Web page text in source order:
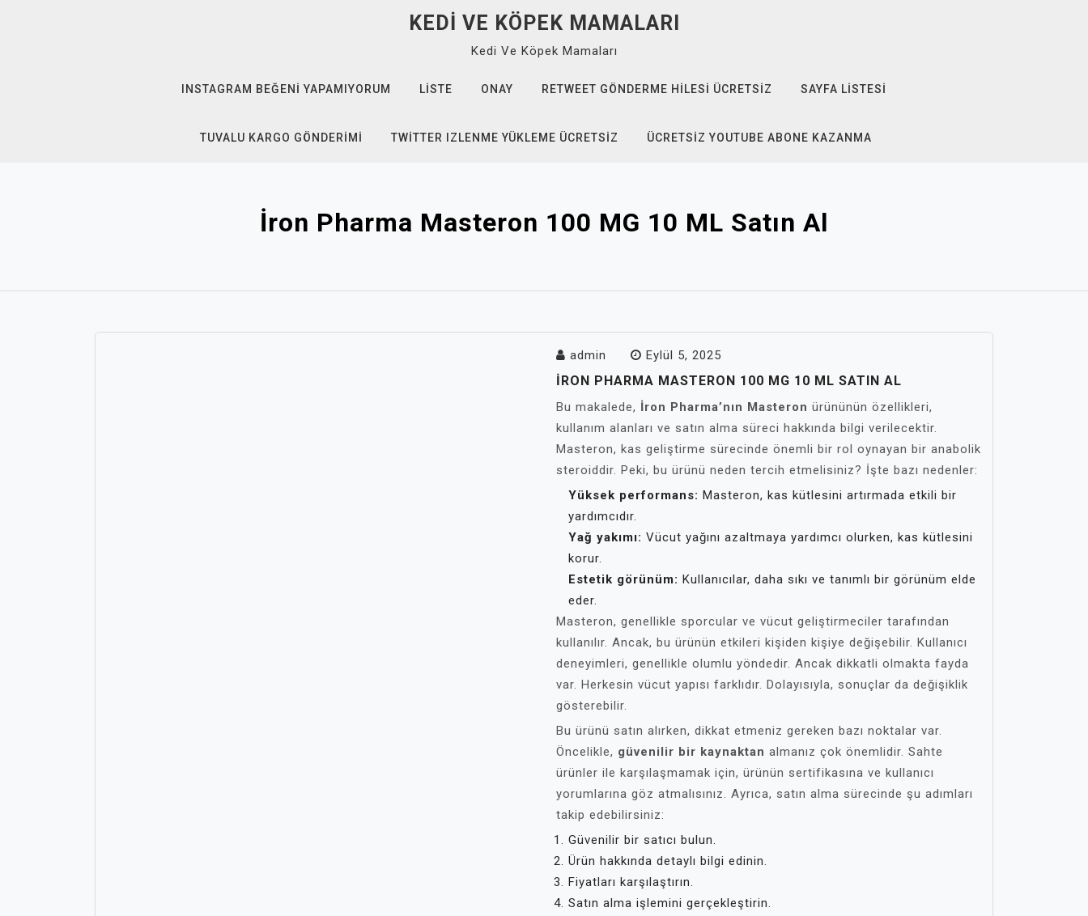
KEDI VE KÖPEK MAMALARI
Kedi Ve Köpek Mamaları
INSTAGRAM BEĞENI YAPAMIYORUM LISTE ONAY RETWEET GÖNDERME HILESI ÜCRETSIZ SAYFA LISTESI
TUVALU KARGO GÖNDERIMI TWITTER IZLENME YÜKLEME ÜCRETSIZ ÜCRETSIZ YOUTUBE ABONE KAZANMA
İron Pharma Masteron 100 MG 10 ML Satın Al
admin Eylül 5, 2025
İRON PHARMA MASTERON 100 MG 10 ML SATIN AL
Bu makalede, İron Pharma’nın Masteron ürününün özellikleri,
kullanım alanları ve satın alma süreci hakkında bilgi verilecektir.
Masteron, kas geliştirme sürecinde önemli bir rol oynayan bir anabolik
steroiddir. Peki, bu ürünü neden tercih etmelisiniz? İşte bazı nedenler:
Yüksek performans: Masteron, kas kütlesini artırmada etkili bir
yardımcıdır.
Yağ yakımı: Vücut yağını azaltmaya yardımcı olurken, kas kütlesini
korur.
Estetik görünüm: Kullanıcılar, daha sıkı ve tanımlı bir görünüm elde
eder.
Masteron, genellikle sporcular ve vücut geliştirmeciler tarafından
kullanılır. Ancak, bu ürünün etkileri kişiden kişiye değişebilir. Kullanıcı
deneyimleri, genellikle olumlu yöndedir. Ancak dikkatli olmakta fayda
var. Herkesin vücut yapısı farklıdır. Dolayısıyla, sonuçlar da değişiklik
gösterebilir.
Bu ürünü satın alırken, dikkat etmeniz gereken bazı noktalar var.
Öncelikle, güvenilir bir kaynaktan almanız çok önemlidir. Sahte
ürünler ile karşılaşmamak için, ürünün sertifikasına ve kullanıcı
yorumlarına göz atmalısınız. Ayrıca, satın alma sürecinde şu adımları
takip edebilirsiniz:
Güvenilir bir satıcı bulun.
Ürün hakkında detaylı bilgi edinin.
Fiyatları karşılaştırın.
Satın alma işlemini gerçekleştirin.